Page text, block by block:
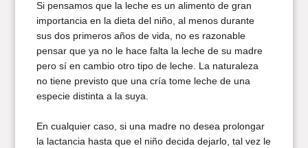
Si pensamos que la leche es un alimento de gran
importancia en la dieta del niño, al menos durante
sus dos primeros años de vida, no es razonable
pensar que ya no le hace falta la leche de su madre
pero sí en cambio otro tipo de leche. La naturaleza
no tiene previsto que una cría tome leche de una
especie distinta a la suya.
En cualquier caso, si una madre no desea prolongar
la lactancia hasta que el niño decida dejarlo, tal vez le